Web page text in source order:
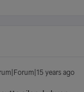
years ago